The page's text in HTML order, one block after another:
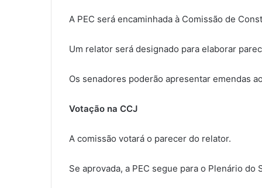
A PEC será encaminhada à Comissão de
Um relator será designado para elaborar
Os senadores poderão apresentar emendas
Votação na CCJ
A comissão votará o parecer do relator.
Se aprovada, a PEC segue para o Plenário do